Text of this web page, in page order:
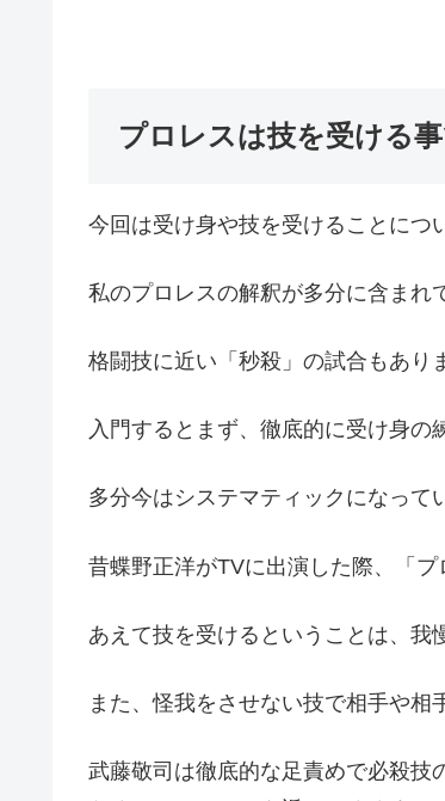
プロレスは技を受ける事
今回は受け身や技を受けることにつ
私のプロレスの解釈が多分に含まれ
格闘技に近い「秒殺」の試合もあり
入門するとまず、徹底的に受け身の
多分今はシステマティックになって
昔蝶野正洋がTVに出演した際、「
あえて技を受けるということは、我
また、怪我をさせない技で相手や相
武藤敬司は徹底的な足責めで必殺技